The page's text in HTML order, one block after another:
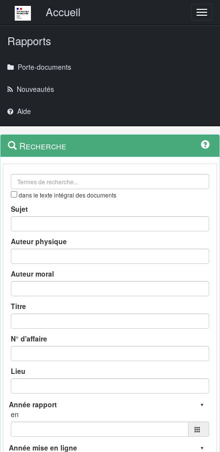
Menu principalAccueil
Rapports
Porte-documents
Nouveautés
Aide
Navigation
outils
Menu
contextuel
Recherche
dans le texte intégral des documents
Sujet
Auteur physique
Auteur moral
Titre
N° d'affaire
Lieu
en